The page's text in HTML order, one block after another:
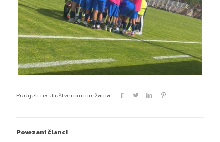
Podijeli na društvenim mrežama
Povezani članci